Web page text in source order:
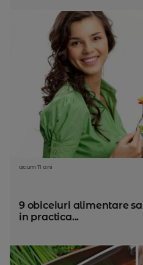
acum 11 ani
9 obiceiuri alimentare
in practica...